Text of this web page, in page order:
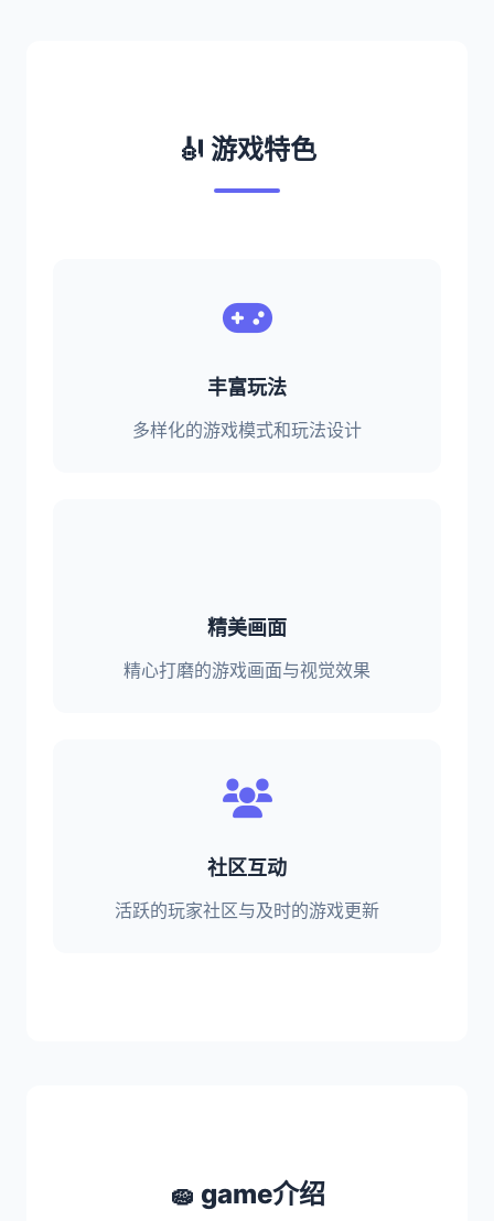
🎻 游戏特色
丰富玩法
多样化的游戏模式和玩法设计
精美画面
精心打磨的游戏画面与视觉效果
社区互动
活跃的玩家社区与及时的游戏更新
🧽 game介绍